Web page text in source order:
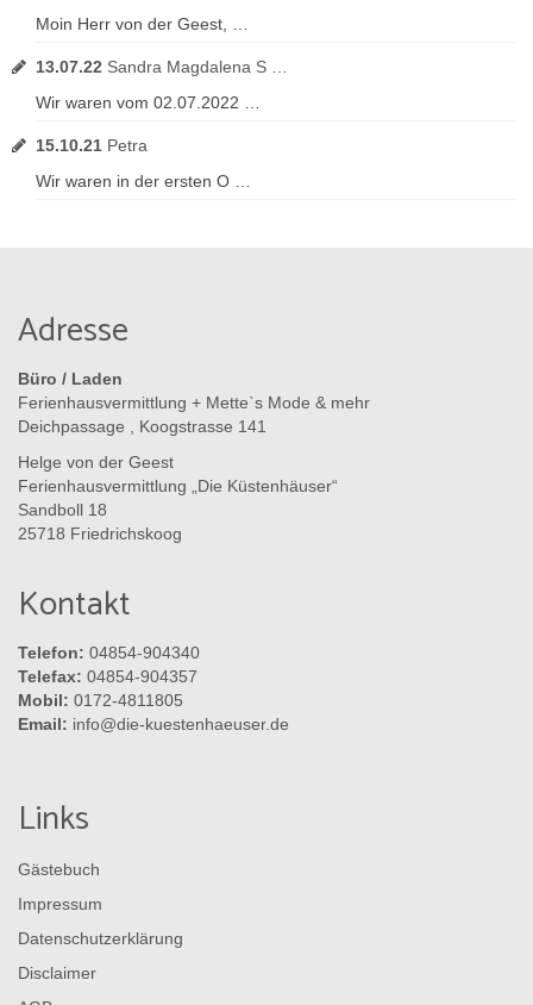
Moin Herr von der Geest, …
13.07.22 Sandra Magdalena S …
Wir waren vom 02.07.2022 …
15.10.21 Petra
Wir waren in der ersten O …
Adresse
Büro / Laden
Ferienhausvermittlung + Mette`s Mode & mehr
Deichpassage , Koogstrasse 141
Helge von der Geest
Ferienhausvermittlung „Die Küstenhäuser“
Sandboll 18
25718 Friedrichskoog
Kontakt
Telefon: 04854-904340
Telefax: 04854-904357
Mobil: 0172-4811805
Email: info@die-kuestenhaeuser.de
Links
Gästebuch
Impressum
Datenschutzerklärung
Disclaimer